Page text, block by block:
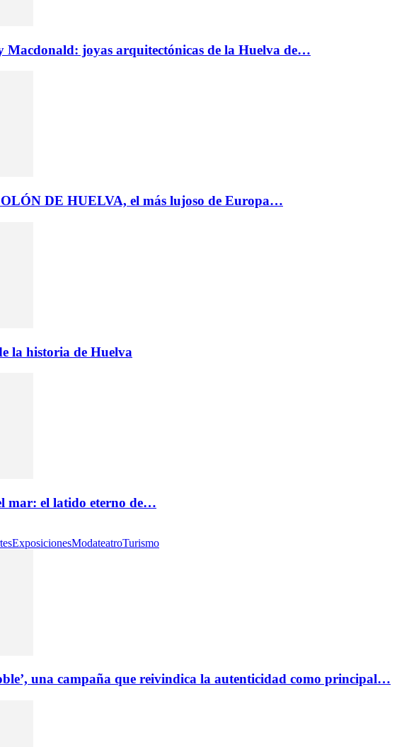
Macdonald: joyas arquitectónicas de la Huelva de…
DE HUELVA, el más lujoso de Europa…
la historia de Huelva
mar: el latido eterno de…
ExposicionesModateatroTurismo
una campaña que reivindica la autenticidad como principal…